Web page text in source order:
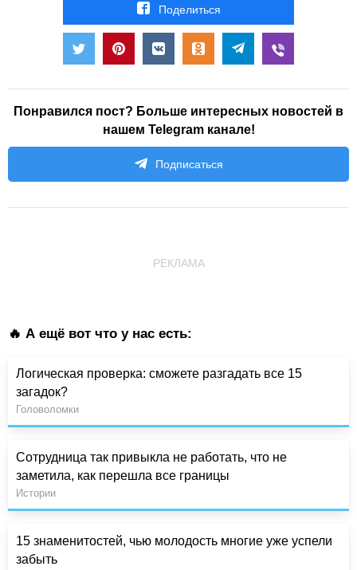
Поделиться
Понравился пост? Больше интересных новостей в
нашем Telegram канале!
Подписаться
РЕКЛАМА
🔥 А ещё вот что у нас есть:
Логическая проверка: сможете разгадать все 15
загадок?
Головоломки
Сотрудница так привыкла не работать, что не
заметила, как перешла все границы
Истории
15 знаменитостей, чью молодость многие уже успели
забыть